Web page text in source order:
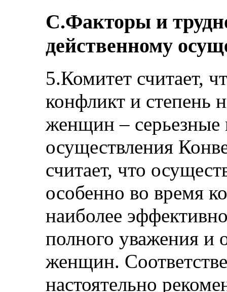
С.Факторы и
действенному
5.Комитет считает,
конфликт и степень
женщин – серьезные
осуществления
считает, что
особенно во время
наиболее
полного уважения и
женщин.
настоятельно